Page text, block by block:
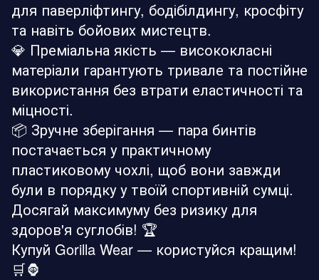
для паверліфтингу, бодібілдингу, кросфіту
та навіть бойових мистецтв.
💎 Преміальна якість — висококласні
матеріали гарантують тривале та постійне
використання без втрати еластичності та
міцності.
📦 Зручне зберігання — пара бинтів
постачається у практичному
пластиковому чохлі, щоб вони завжди
були в порядку у твоїй спортивній сумці.
Досягай максимуму без ризику для
здоров'я суглобів! 🏆
Купуй Gorilla Wear — користуйся кращим!
🛒🦍